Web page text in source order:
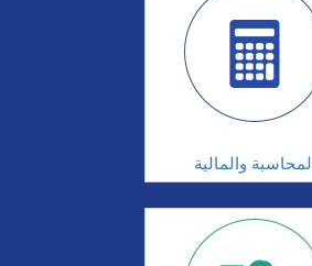
المحاسبة والمالية